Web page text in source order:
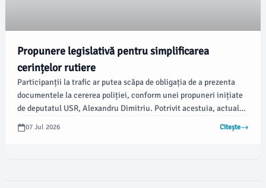
Propunere legislativă pentru simplificarea
cerințelor rutiere
Participanții la trafic ar putea scăpa de obligația de a prezenta
documentele la cererea poliției, conform unei propuneri inițiate
de deputatul USR, Alexandru Dimitriu. Potrivit acestuia, actuala
reglementare este considerată anormală, având în vedere că
informațiile pot fi verificate rapid de către autorități.
07 Jul 2026 Citește